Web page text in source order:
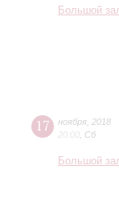
Большой
17 ноября 2018
20:00 Сб
Большой